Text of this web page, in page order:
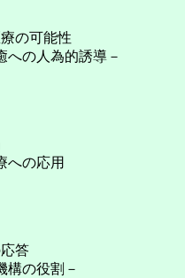
の可能性
の人為的誘導－
への応用
答
の役割－